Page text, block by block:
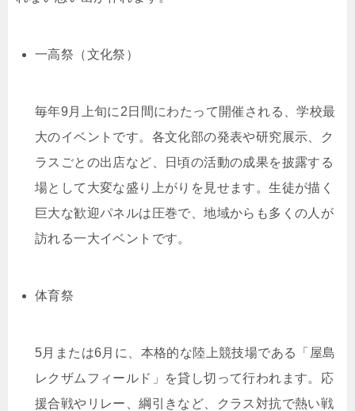
一高祭（文化祭）
毎年9月上旬に2日間にわたって開催される、学校最
大のイベントです。各文化部の発表や研究展示、ク
ラスごとの出店など、日頃の活動の成果を披露する
場として大変な盛り上がりを見せます。生徒が描く
巨大な歓迎パネルは圧巻で、地域からも多くの人が
訪れる一大イベントです。
体育祭
5月または6月に、本格的な陸上競技場である「屋島
レクザムフィールド」を貸し切って行われます。応
援合戦やリレー、綱引きなど、クラス対抗で熱い戦